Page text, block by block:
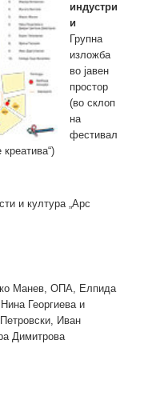
индустри
и
Групна
изложба
во јавен
простор
(во склоп
на
фестивал
и култура „Арс
Манев, ОПА, Елпида
Георгиева и
Иван
Димитрова